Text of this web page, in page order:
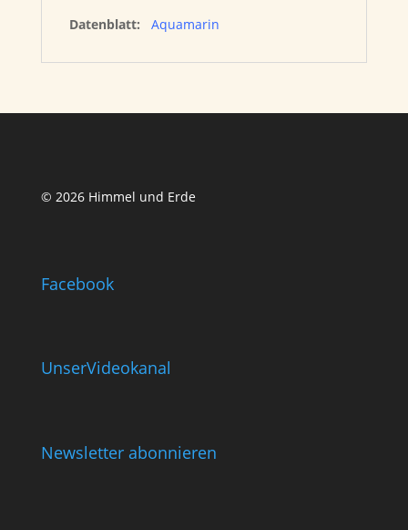
Datenblatt:
Aquamarin
© 2026 Himmel und Erde
Facebook
UnserVideokanal
Newsletter abonnieren